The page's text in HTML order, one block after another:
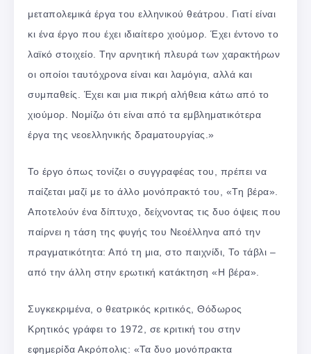
μεταπολεμικά έργα του ελληνικού θεάτρου. Γιατί είναι
κι ένα έργο που έχει ιδιαίτερο χιούμορ. Έχει έντονο το
λαϊκό στοιχείο. Την αρνητική πλευρά των χαρακτήρων
οι οποίοι ταυτόχρονα είναι και λαμόγια, αλλά και
συμπαθείς. Έχει και μια πικρή αλήθεια κάτω από το
χιούμορ. Νομίζω ότι είναι από τα εμβληματικότερα
έργα της νεοελληνικής δραματουργίας.»
Το έργο όπως τονίζει ο συγγραφέας του, πρέπει να
παίζεται μαζί με το άλλο μονόπρακτό του, «Τη βέρα».
Αποτελούν ένα δίπτυχο, δείχνοντας τις δυο όψεις που
παίρνει η τάση της φυγής του Νεοέλληνα από την
πραγματικότητα: Από τη μια, στο παιχνίδι, Το τάβλι –
από την άλλη στην ερωτική κατάκτηση «Η βέρα».
Συγκεκριμένα, ο θεατρικός κριτικός, Θόδωρος
Κρητικός γράφει το 1972, σε κριτική του στην
εφημερίδα Ακρόπολις: «Τα δυο μονόπρακτα